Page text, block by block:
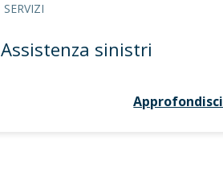
SERVIZI
Assistenza sinistri
Approfondisci